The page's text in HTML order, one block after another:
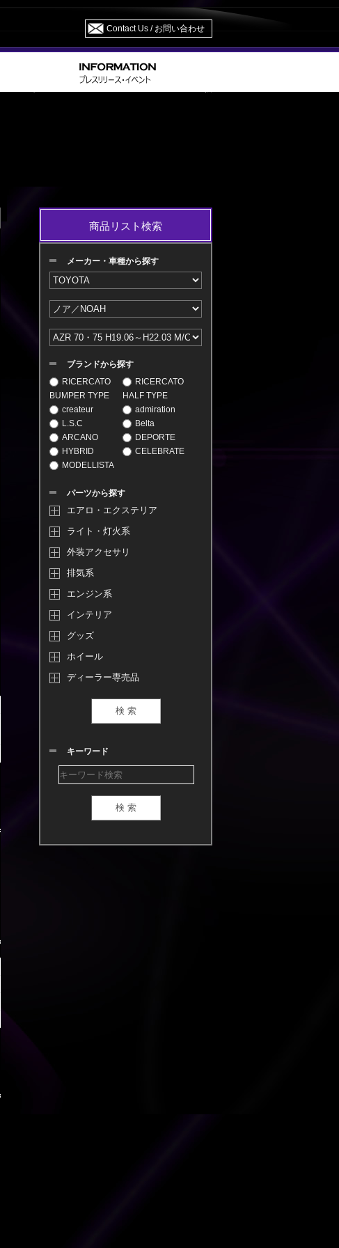
Contact Us / お問い合わせ
商品リスト検索
メーカー・車種から探す
ブランドから探す
RICERCATO
BUMPER TYPE
RICERCATO
HALF TYPE
createur
admiration
L.S.C
Belta
ARCANO
DEPORTE
HYBRID
CELEBRATE
MODELLISTA
パーツから探す
エアロ・エクステリア
ライト・灯火系
外装アクセサリ
排気系
エンジン系
インテリア
グッズ
ホイール
ディーラー専売品
キーワード